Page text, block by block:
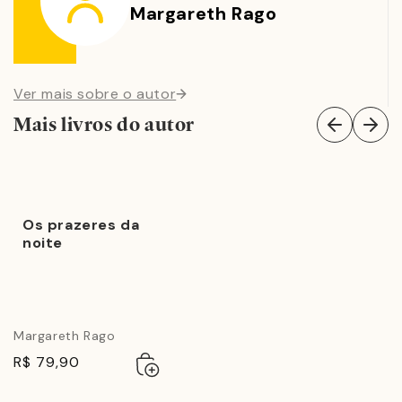
Margareth Rago
Ver mais sobre o autor
Mais livros do autor
Os prazeres da
noite
Margareth Rago
R$ 79,90
Adicionar
ao
Esgotado